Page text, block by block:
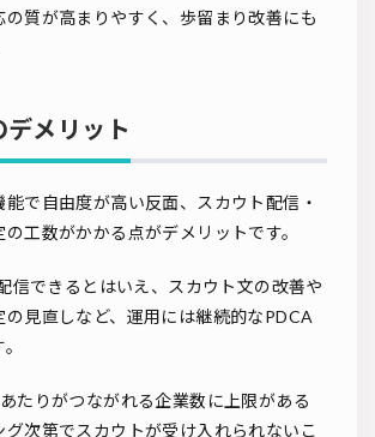
の質が高まりやすく、歩留まり改善にも
デメリット
能で自由度が高い反面、スカウト配信・
工数がかかる点がデメリットです。
信できるとはいえ、スカウト文の改善や
の見直しなど、運用には継続的なPDCA
たりがつながれる企業数に上限がある
グ次第でスカウトが受け入れられないこ